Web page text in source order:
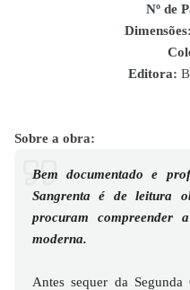
Nº de
Dimensões:
Editora:
Sobre a obra:
Bem documentado e
Sangrenta é de leitura
procuram compreender
moderna.
Antes sequer da